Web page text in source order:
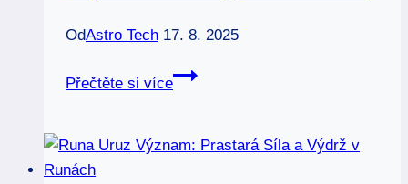
OdAstro Tech 17. 8. 2025
Přečtěte si více
Vikingské
Bojovníci